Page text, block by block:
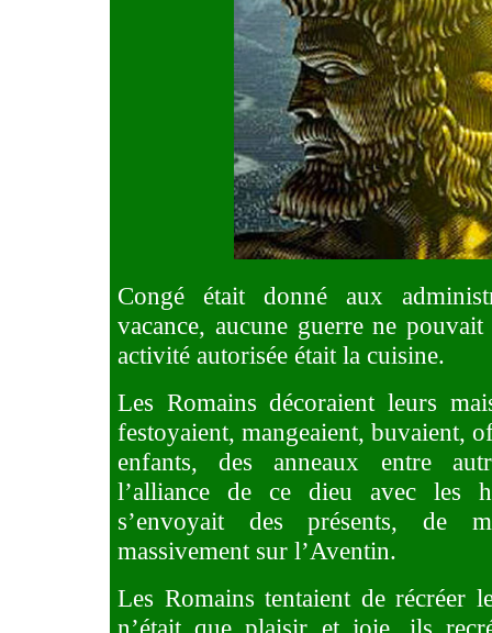
Congé était donné aux
vacance, aucune guerre ne
activité autorisée était la cuisine.
Les Romains décoraient leurs
festoyaient, mangeaient, buvaient,
enfants, des anneaux entre
l’alliance de ce dieu avec les
s’envoyait des présents, de
massivement sur l’Aventin.
Les Romains tentaient de récréer